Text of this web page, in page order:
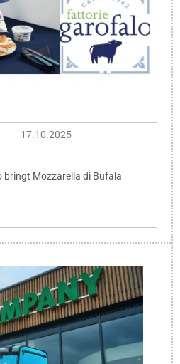
17.10.2025
bringt Mozzarella di Bufala